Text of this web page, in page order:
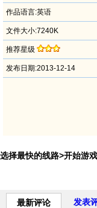
作品语言:英语
文件大小:7240K
推荐星级
发布日期:2013-12-14
选择最快的线路>开始游
最新评论 发表